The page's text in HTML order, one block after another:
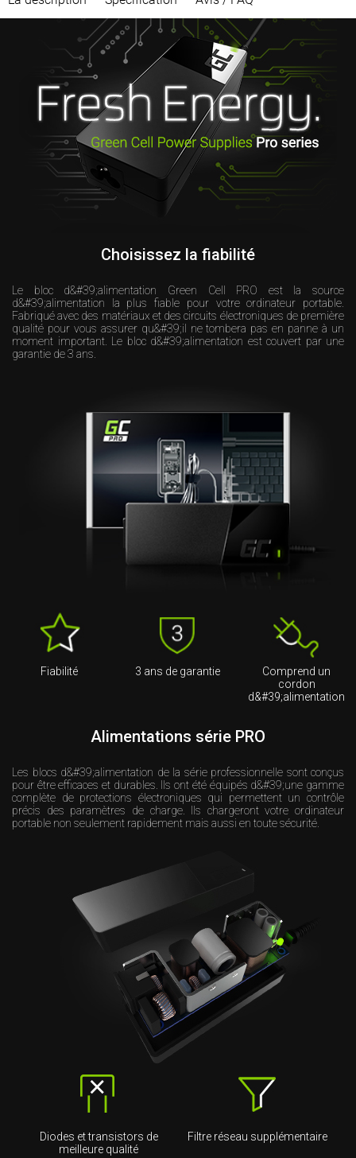
Choisissez la fiabilité
Le bloc d&#39;alimentation Green Cell PRO est la source
d&#39;alimentation la plus fiable pour votre ordinateur portable.
Fabriqué avec des matériaux et des circuits électroniques de première
qualité pour vous assurer qu&#39;il ne tombera pas en panne à un
moment important. Le bloc d&#39;alimentation est couvert par une
garantie de 3 ans.
Fiabilité 3 ans de garantie
Comprend un
cordon
d&#39;alimentation
Alimentations série PRO
Les blocs d&#39;alimentation de la série professionnelle sont conçus
pour être efficaces et durables. Ils ont été équipés d&#39;une gamme
complète de protections électroniques qui permettent un contrôle
précis des paramètres de charge. Ils chargeront votre ordinateur
portable non seulement rapidement mais aussi en toute sécurité.
Diodes et transistors de
meilleure qualité
Filtre réseau supplémentaire